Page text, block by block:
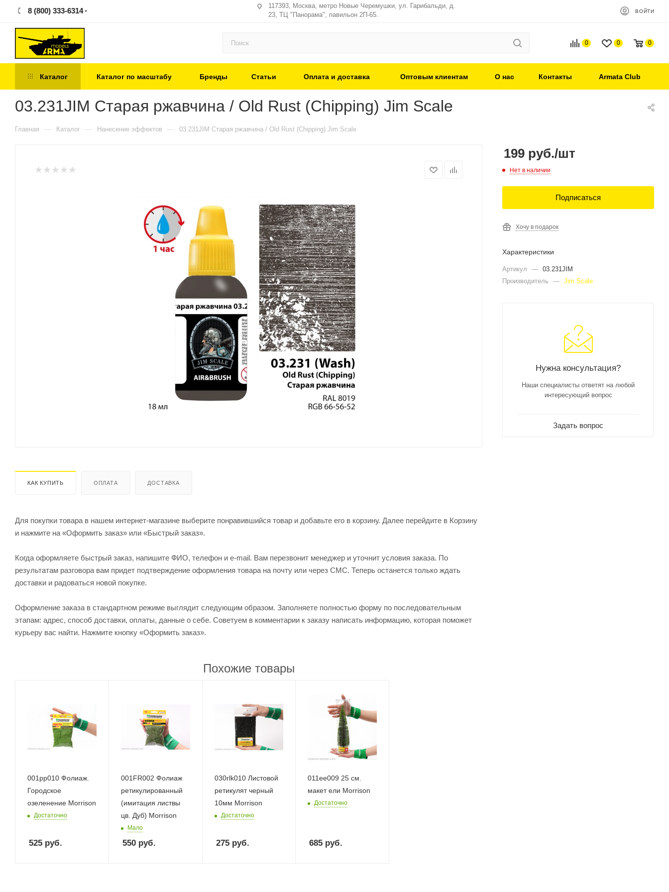
8 (800) 333-6314
117393, Москва, метро Новые Черемушки, ул. Гарибальди, д.
23, ТЦ "Панорама", павильон 2П-65.
ВОЙТИ
0 0 0
Каталог Каталог по масштабу Бренды Статьи Оплата и доставка Оптовым клиентам О нас Контакты Armata Club
03.231JIM Старая ржавчина / Old Rust (Chipping) Jim Scale
Главная — Каталог — Нанесение эффектов — 03.231JIM Старая ржавчина / Old Rust (Chipping) Jim Scale
КАК КУПИТЬ ОПЛАТА ДОСТАВКА
Для покупки товара в нашем интернет-магазине выберите понравившийся товар и добавьте его в корзину. Далее перейдите в Корзину
и нажмите на «Оформить заказ» или «Быстрый заказ».
Когда оформляете быстрый заказ, напишите ФИО, телефон и e-mail. Вам перезвонит менеджер и уточнит условия заказа. По
результатам разговора вам придет подтверждение оформления товара на почту или через СМС. Теперь останется только ждать
доставки и радоваться новой покупке.
Оформление заказа в стандартном режиме выглядит следующим образом. Заполняете полностью форму по последовательным
этапам: адрес, способ доставки, оплаты, данные о себе. Советуем в комментарии к заказу написать информацию, которая поможет
курьеру вас найти. Нажмите кнопку «Оформить заказ».
Похожие товары
001pp010 Фолиаж.
Городское
озеленение Morrison
Достаточно
525 руб.
001FR002 Фолиаж
ретикулированный
(имитация листвы
цв. Дуб) Morrison
Мало
550руб.
030rlk010 Листовой
ретикулят черный
10мм Morrison
Достаточно
275руб.
011ee009 25 см.
макет ели Morrison
Достаточно
685 руб.
199 руб./шт
Нет в наличии
Подписаться
Хочу в подарок
Характеристики
Артикул — 03.231JIM
Производитель
— Jim Scale
Нужна консультация?
Наши специалисты ответят на любой
интересующий вопрос
Задать вопрос